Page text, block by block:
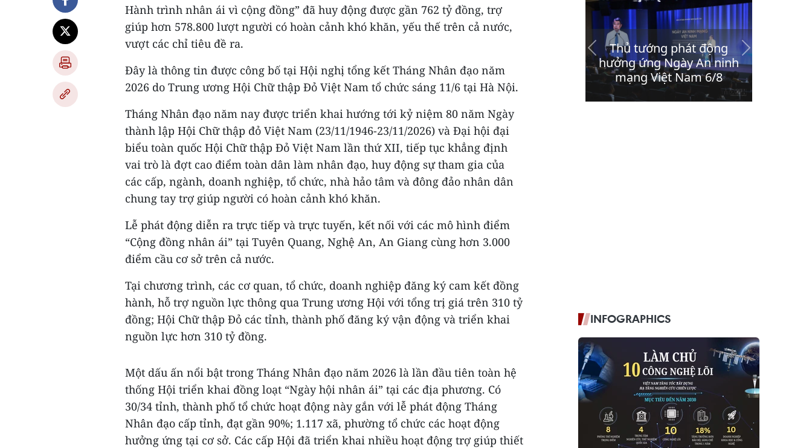
Hành trình nhân ái vì cộng đồng” đã huy động được gần 762 tỷ đồng, trợ
giúp hơn 578.800 lượt người có hoàn cảnh khó khăn, yếu thế trên cả nước,
vượt các chỉ tiêu đề ra.
Đây là thông tin được công bố tại Hội nghị tổng kết Tháng Nhân đạo năm
2026 do Trung ương Hội Chữ thập Đỏ Việt Nam tổ chức sáng 11/6 tại Hà Nội.
Tháng Nhân đạo năm nay được triển khai hướng tới kỷ niệm 80 năm Ngày
thành lập Hội Chữ thập đỏ Việt Nam (23/11/1946-23/11/2026) và Đại hội đại
biểu toàn quốc Hội Chữ thập Đỏ Việt Nam lần thứ XII, tiếp tục khẳng định
vai trò là đợt cao điểm toàn dân làm nhân đạo, huy động sự tham gia của
các cấp, ngành, doanh nghiệp, tổ chức, nhà hảo tâm và đông đảo nhân dân
chung tay trợ giúp người có hoàn cảnh khó khăn.
Lễ phát động diễn ra trực tiếp và trực tuyến, kết nối với các mô hình điểm
“Cộng đồng nhân ái” tại Tuyên Quang, Nghệ An, An Giang cùng hơn 3.000
điểm cầu cơ sở trên cả nước.
Tại chương trình, các cơ quan, tổ chức, doanh nghiệp đăng ký cam kết đồng
hành, hỗ trợ nguồn lực thông qua Trung ương Hội với tổng trị giá trên 310 tỷ
đồng; Hội Chữ thập Đỏ các tỉnh, thành phố đăng ký vận động và triển khai
nguồn lực hơn 310 tỷ đồng.
Một dấu ấn nổi bật trong Tháng Nhân đạo năm 2026 là lần đầu tiên toàn hệ
thống Hội triển khai đồng loạt “Ngày hội nhân ái” tại các địa phương. Có
30/34 tỉnh, thành phố tổ chức hoạt động này gắn với lễ phát động Tháng
Nhân đạo cấp tỉnh, đạt gần 90%; 1.117 xã, phường tổ chức các hoạt động
hưởng ứng tại cơ sở. Các cấp Hội đã triển khai nhiều hoạt động trợ giúp thiết
INFOGRAPHICS